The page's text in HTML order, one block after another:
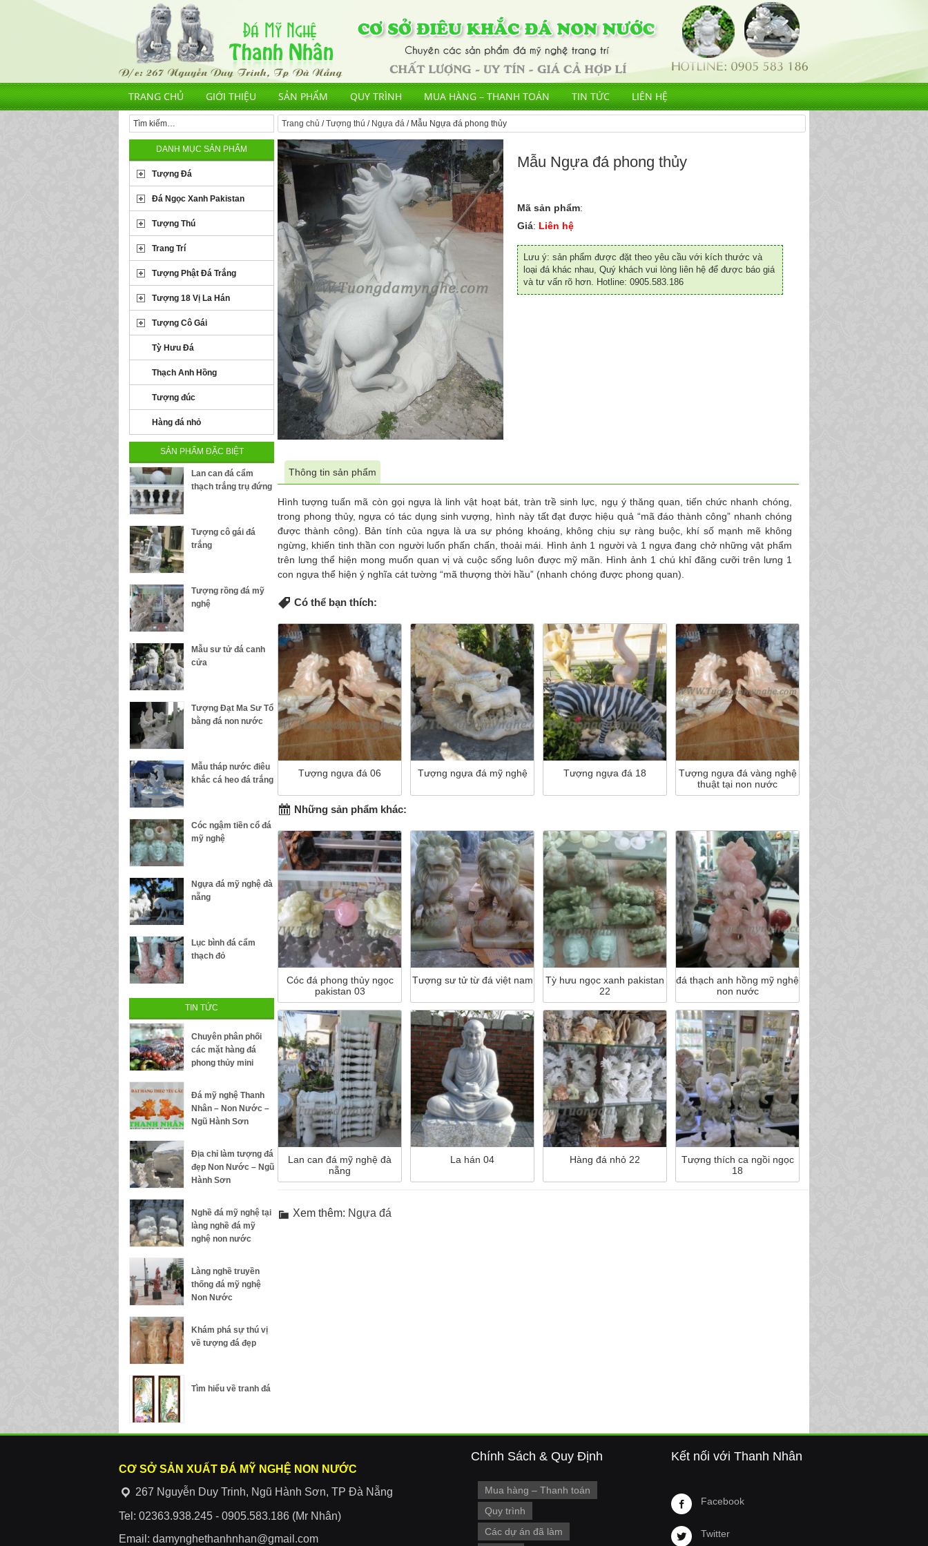
TRANG CHỦ GIỚI THIỆU SẢN PHẨM QUY TRÌNH MUA HÀNG – THANH TOÁN TIN TỨC LIÊN HỆ
Trang chủ /Tượng thú / Ngựa đá / Mẫu Ngựa đá phong thủy
Mẫu Ngựa đá phong thủy
Mã sản phẩm:
Giá: Liên hệ
Lưu ý: sản phẩm được đặt theo yêu cầu với kích thước và
loại đá khác nhau, Quý khách vui lòng liên hệ để được báo giá
và tư vấn rõ hơn. Hotline: 0905.583.186
Thông tin sản phẩm
Hình tượng tuấn mã còn gọi ngựa là linh vật hoạt bát, tràn trề sinh lực, ngụ ý thăng quan, tiến chức nhanh chóng,
trong phong thủy, ngựa có tác dụng sinh vượng, hình này tất đạt được hiệu quả “mã đáo thành công” nhanh chóng
được thành công). Bản tính của ngựa là ưa sự phóng khoáng, không chịu sự ràng buộc, khí số mạnh mẽ không
ngừng, khiến tinh thần con người luốn phấn chấn, thoải mái. Hình ảnh 1 người và 1 ngựa đang chở những vật phẩm
trên lưng thể hiện mong muốn quan vị và cuộc sống luôn được mỹ mãn. Hình ảnh 1 chú khỉ đãng cưỡi trên lưng 1
con ngựa thể hiện ý nghĩa cát tường “mã thượng thời hầu” (nhanh chóng được phong quan).
Có thể bạn thích:
Tượng ngựa đá 06 Tượng ngựa đá mỹ nghệ Tượng ngựa đá 18
Tượng ngựa đá vàng nghệ
thuật tại non nước
Những sản phẩm khác:
Cóc đá phong thủy ngọc
pakistan 03
Tượng sư tử từ đá việt nam
Tỳ hưu ngọc xanh pakistan
22
đá thạch anh hồng mỹ nghệ
non nước
Lan can đá mỹ nghệ đà
nẵng
La hán 04 Hàng đá nhỏ 22
Tượng thích ca ngồi ngọc
18
Xem thêm: Ngựa đá
DANH MỤC SẢN PHẨM
Tượng Đá
Đá Ngọc Xanh Pakistan
Tượng Thú
Trang Trí
Tượng Phật Đá Trắng
Tượng 18 Vị La Hán
Tượng Cô Gái
Tỳ Hưu Đá
Thạch Anh Hồng
Tượng đúc
Hàng đá nhỏ
SẢN PHẨM ĐẶC BIỆT
Lan can đá cẩm
thạch trắng trụ đứng
Tượng cô gái đá
trắng
Tượng rồng đá mỹ
nghệ
Mẫu sư tử đá canh
cửa
Tượng Đạt Ma Sư Tổ
bằng đá non nước
Mẫu tháp nước điêu
khắc cá heo đá trắng
Cóc ngậm tiền cổ đá
mỹ nghệ
Ngựa đá mỹ nghệ đà
nẵng
Lục bình đá cẩm
thạch đỏ
TIN TỨC
Chuyên phân phối
các mặt hàng đá
phong thủy mini
Đá mỹ nghệ Thanh
Nhân – Non Nước –
Ngũ Hành Sơn
Địa chỉ làm tượng đá
đẹp Non Nước – Ngũ
Hành Sơn
Nghề đá mỹ nghệ tại
làng nghề đá mỹ
nghệ non nước
Làng nghề truyền
thống đá mỹ nghệ
Non Nước
Khám phá sự thú vị
về tượng đá đẹp
Tìm hiểu về tranh đá
CƠ SỞ SẢN XUẤT ĐÁ MỸ NGHỆ NON NƯỚC
267 Nguyễn Duy Trinh, Ngũ Hành Sơn, TP Đà Nẵng
Tel: 02363.938.245 - 0905.583.186 (Mr Nhân)
Email: damynghethanhnhan@gmail.com
Chính Sách & Quy Định
Mua hàng – Thanh toán
Quy trình
Các dự án đã làm
Kết nối với Thanh Nhân
Facebook
Twitter